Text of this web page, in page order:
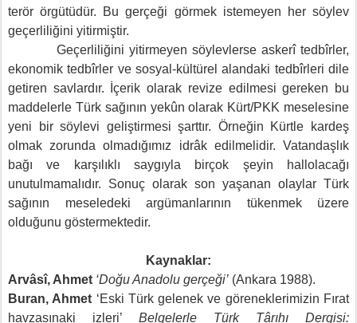
terör örgütüdür. Bu gerçeği görmek istemeyen her söylev
geçerliliğini yitirmiştir.
Geçerliliğini yitirmeyen söylevlerse askerî tedbîrler,
ekonomik tedbîrler ve sosyal-kültürel alandaki tedbîrleri dile
getiren savlardır. İçerik olarak revize edilmesi gereken bu
maddelerle Türk sağının yekûn olarak Kürt/PKK meselesine
yeni bir söylevi geliştirmesi şarttır. Örneğin Kürtle kardeş
olmak zorunda olmadığımız idrâk edilmelidir. Vatandaşlık
bağı ve karşılıklı saygıyla birçok şeyin hallolacağı
unutulmamalıdır. Sonuç olarak son yaşanan olaylar Türk
sağının meseledeki argümanlarının tükenmek üzere
olduğunu göstermektedir.
Kaynaklar:
Arvâsî, Ahmet ‘Doğu Anadolu gerçeği’ (Ankara 1988).
Buran, Ahmet ‘Eski Türk gelenek ve göreneklerimizin Fırat
havzasınaki izleri’ Belgelerle Türk Târıhı Dergisi: